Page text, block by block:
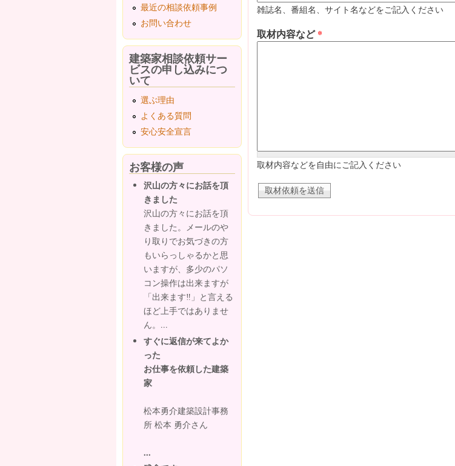
雑誌名、番組名、サイト名などをご記入ください
取材内容など*
取材内容などを自由にご記入ください
最近の相談依頼事例
お問い合わせ
建築家相談依頼サー
ビスの申し込みにつ
いて
選ぶ理由
よくある質問
安心安全宣言
お客様の声
沢山の方々にお話を頂
きました
沢山の方々にお話を頂
きました。メールのや
り取りでお気づきの方
もいらっしゃるかと思
いますが、多少のパソ
コン操作は出来ますが
「出来ます‼」と言える
ほど上手ではありませ
ん。...
すぐに返信が来てよか
った
お仕事を依頼した建築
家
松本勇介建築設計事務
所 松本 勇介さん
...